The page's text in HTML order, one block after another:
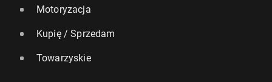
Motoryzacja
Kupię / Sprzedam
Towarzyskie